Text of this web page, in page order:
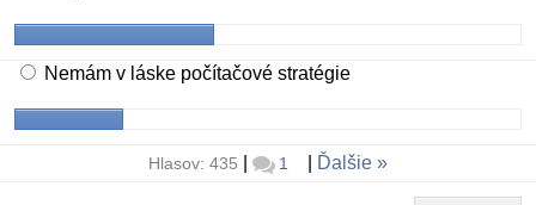
Nemám v láske počítačové stratégie
Hlasov: 435 1 Ďalšie